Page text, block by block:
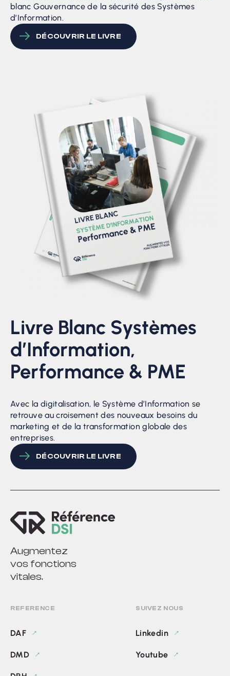
blanc Gouvernance de la sécurité des Systèmes
d’Information.
DÉCOUVRIR LE LIVRE
Livre Blanc Systèmes
d’Information,
Performance & PME
Avec la digitalisation, le Système d’Information se
retrouve au croisement des nouveaux besoins du
marketing et de la transformation globale des
entreprises.
DÉCOUVRIR LE LIVRE
Augmentez
vos fonctions
vitales.
REFERENCE
DAF
DMD
SUIVEZ NOUS
Linkedin
Youtube